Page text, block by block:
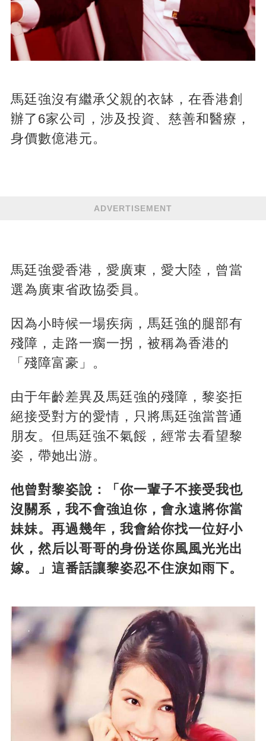
馬廷強沒有繼承父親的衣缽，在香港創
辦了6家公司，涉及投資、慈善和醫療，
身價數億港元。
ADVERTISEMENT
馬廷強愛香港，愛廣東，愛大陸，曾當
選為廣東省政協委員。
因為小時候一場疾病，馬廷強的腿部有
殘障，走路一瘸一拐，被稱為香港的
「殘障富豪」。
由于年齡差異及馬廷強的殘障，黎姿拒
絕接受對方的愛情，只將馬廷強當普通
朋友。但馬廷強不氣餒，經常去看望黎
姿，帶她出游。
他曾對黎姿說：「你一輩子不接受我也
沒關系，我不會強迫你，會永遠將你當
妹妹。再過幾年，我會給你找一位好小
伙，然后以哥哥的身份送你風風光光出
嫁。」這番話讓黎姿忍不住淚如雨下。